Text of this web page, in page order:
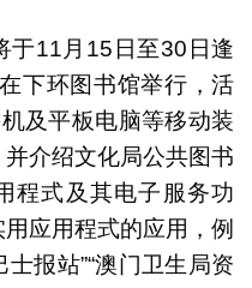
于11月15日至30日逢
下环图书馆举行，活
及平板电脑等移动装
介绍文化局公共图书
程式及其电子服务功
应用程式的应用，例
士报站”“澳门卫生局资